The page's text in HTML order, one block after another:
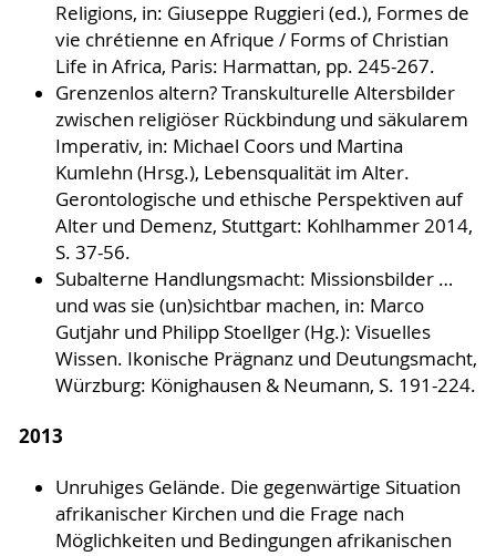
Religions, in: Giuseppe Ruggieri (ed.), Formes de
vie chrétienne en Afrique / Forms of Christian
Life in Africa, Paris: Harmattan, pp. 245-267.
Grenzenlos altern? Transkulturelle Altersbilder
zwischen religiöser Rückbindung und säkularem
Imperativ, in: Michael Coors und Martina
Kumlehn (Hrsg.), Lebensqualität im Alter.
Gerontologische und ethische Perspektiven auf
Alter und Demenz, Stuttgart: Kohlhammer 2014,
S. 37-56.
Subalterne Handlungsmacht: Missionsbilder …
und was sie (un)sichtbar machen, in: Marco
Gutjahr und Philipp Stoellger (Hg.): Visuelles
Wissen. Ikonische Prägnanz und Deutungsmacht,
Würzburg: Könighausen & Neumann, S. 191-224.
2013
Unruhiges Gelände. Die gegenwärtige Situation
afrikanischer Kirchen und die Frage nach
Möglichkeiten und Bedingungen afrikanischen